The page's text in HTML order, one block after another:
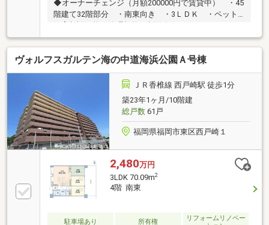
◆オーナーチェンジ（月額200000円で賃貸中） ・45
階建て32階部分 ・南東向き ・3ＬＤＫ ・ペット
ヴォルフスガルテン海の中道海浜公園Ａ号棟
ＪＲ香椎線 西戸崎駅 徒歩1分
築23年1ヶ月/10階建
総戸数61戸
福岡県福岡市東区西戸崎１
2,480万円
3LDK 70.09m2
4階 南東
駐車場あり 所有権
リフォームリノベー